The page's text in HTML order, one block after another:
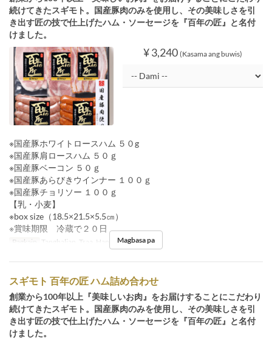
続けてきたスギモト。国産豚肉のみを使用し、その美味しさを引
き出す匠の技で仕上げたハム・ソーセージを『百年の匠』と名付
けました。
¥ 3,240 (Kasama ang buwis)
※国産豚ホワイトロースハム ５０g
※国産豚肩ロースハム ５０ｇ
※国産豚ベーコン ５０ｇ
※国産豚あらびきウインナー １００ｇ
※国産豚チョリソー １００ｇ
【乳・小麦】
※box size（18.5×21.5×5.5㎝）
※賞味期限 冷蔵で２０日
Pagkain Tanghalian, Tsaa, HapunanMagbasa pa
スギモト 百年の匠 ハム詰め合わせ
創業から100年以上『美味しいお肉』をお届けすることにこだわり
続けてきたスギモト。国産豚肉のみを使用し、その美味しさを引
き出す匠の技で仕上げたハム・ソーセージを『百年の匠』と名付
けました。